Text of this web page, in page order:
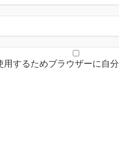
用するためブラウザーに自